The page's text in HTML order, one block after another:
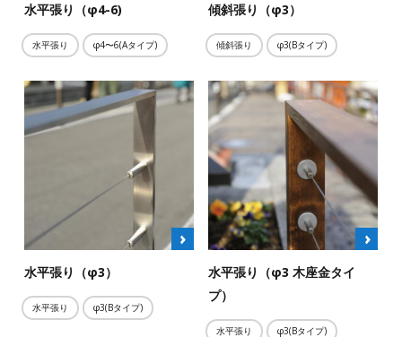
水平張り（φ4-6)
水平張り φ4〜6(Aタイプ)
傾斜張り（φ3）
傾斜張り φ3(Bタイプ)
水平張り（φ3）
水平張り φ3(Bタイプ)
水平張り（φ3 木座金タイ
プ）
水平張り φ3(Bタイプ)